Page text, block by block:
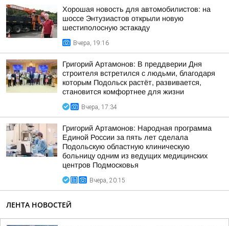
Хорошая новость для автомобилистов: на
шоссе Энтузиастов открыли новую
шестиполосную эстакаду
Вчера, 19:16
Григорий Артамонов: В преддверии Дня
строителя встретился с людьми, благодаря
которым Подольск растёт, развивается,
становится комфортнее для жизни
Вчера, 17:34
Григорий Артамонов: Народная программа
Единой России за пять лет сделала
Подольскую областную клиническую
больницу одним из ведущих медицинских
центров Подмосковья
Вчера, 20:15
ЛЕНТА НОВОСТЕЙ